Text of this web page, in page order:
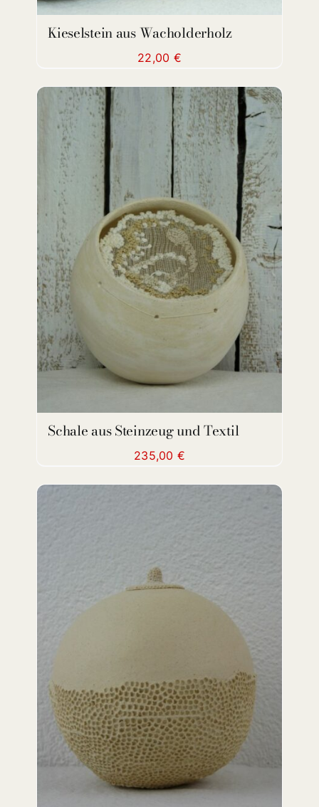
Kieselstein aus Wacholderholz
22,00 €
ADD TO CART / DETAILS
Schale aus Steinzeug und Textil
235,00 €